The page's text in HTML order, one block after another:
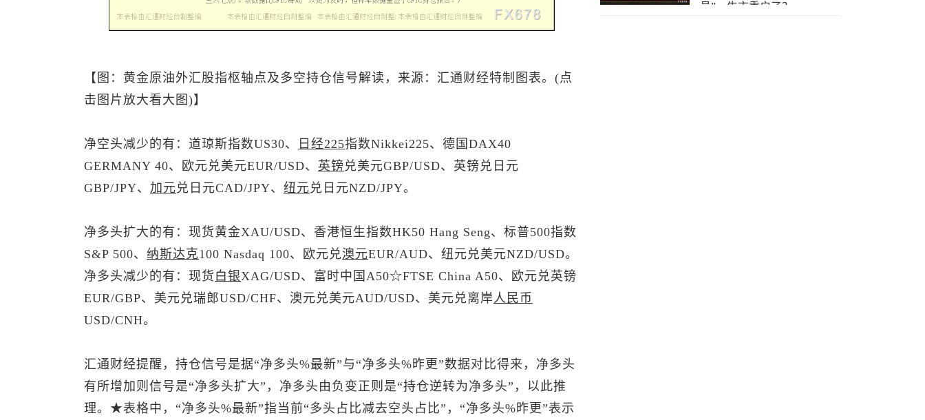
【图：黄金原油外汇股指枢轴点及多空持仓信号解读，来源：汇通财经特制图表。(点
击图片放大看大图)】
净空头减少的有：道琼斯指数US30、 日经225指数Nikkei225、德国DAX40
GERMANY 40、 欧元兑美元EUR/USD、 英镑 兑美元GBP/USD、 英镑兑日元
GBP/JPY、 加元兑日元CAD/JPY、 纽元兑日元NZD/JPY。
净多头扩大的有： 现货黄金XAU/USD、香港恒生指数HK50 Hang Seng、 标普500指数
S&P 500、 纳斯达克100 Nasdaq 100、欧元兑澳元EUR/AUD、 纽元兑美元NZD/USD。
净多头减少的有： 现货 白银XAG/USD、富时中国A50☆FTSE China A50、欧元兑英镑
EUR/GBP、 美元兑瑞郎USD/CHF、 澳元兑美元AUD/USD、 美元兑离岸人民币
USD/CNH。
汇通财经提醒，持仓信号是据“净多头%最新”与“净多头%昨更”数据对比得来，净多头
有所增加则信号是“净多头扩大”，净多头由负变正则是“持仓逆转为净多头”，以此推
理。★表格中，“净多头%最新”指当前“多头占比减去空头占比”，“净多头%昨更”表示
号”，牛市重启了？